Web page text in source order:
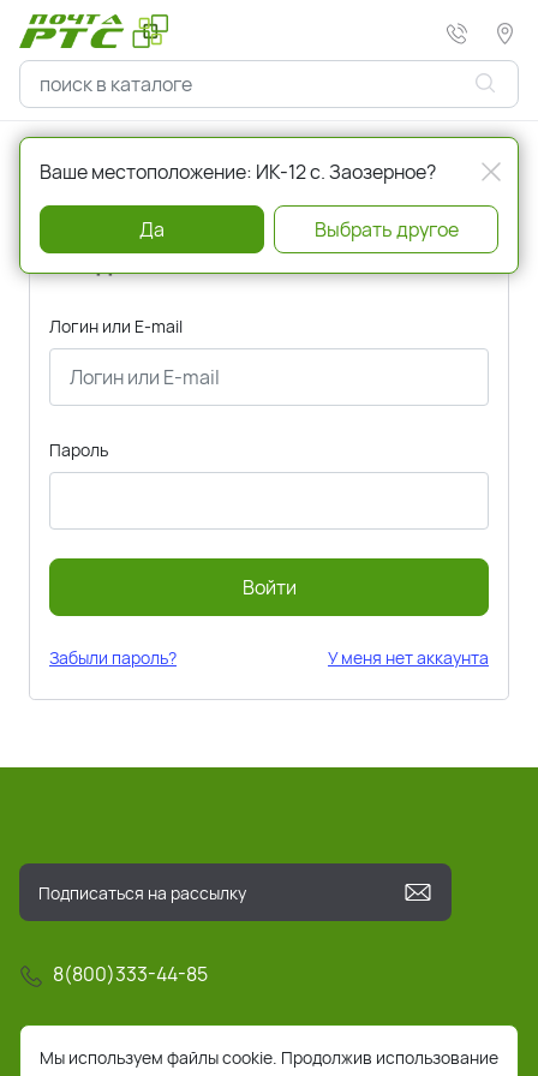
Главная Авторизация
Вход
Логин или E-mail
Пароль
Войти
Забыли пароль? У меня нет аккаунта
8(800)333-44-85
info@pochta-rts.ru
Мы используем файлы cookie. Продолжив использование
Ваше местоположение: ИК-12 с. Заозерное?
Да Выбрать другое